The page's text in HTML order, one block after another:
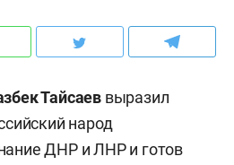
Тайсаев выразил
народ
ДНР и ЛНР и готов